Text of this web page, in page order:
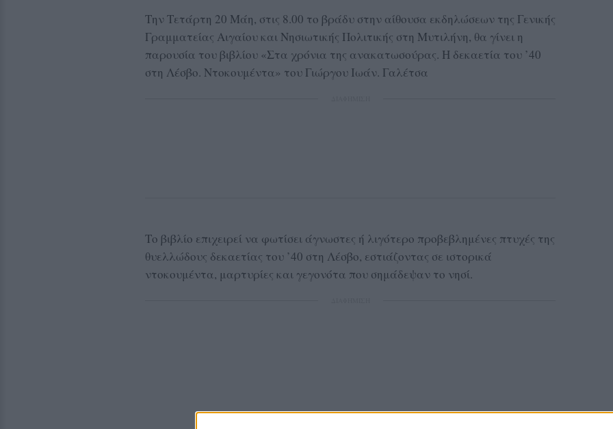
Την Τετάρτη 20 Μάη, στις 8.00 το βράδυ στην αίθουσα εκδηλώσεων της Γενικής
Γραμματείας Αιγαίου και Νησιωτικής Πολιτικής στη Μυτιλήνη, θα γίνει η
παρουσία του βιβλίου «Στα χρόνια της ανακατωσούρας. Η δεκαετία του ’40
στη Λέσβο. Ντοκουμέντα» του Γιώργου Ιωάν. Γαλέτσα
Το βιβλίο επιχειρεί να φωτίσει άγνωστες ή λιγότερο προβεβλημένες πτυχές της
θυελλώδους δεκαετίας του ’40 στη Λέσβο, εστιάζοντας σε ιστορικά
ντοκουμέντα, μαρτυρίες και γεγονότα που σημάδεψαν το νησί.